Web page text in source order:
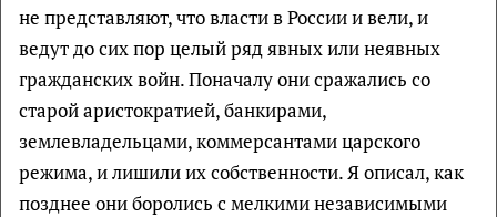
не представляют, что власти в России и вели, и
ведут до сих пор целый ряд явных или неявных
гражданских войн. Поначалу они сражались со
старой аристократией, банкирами,
землевладельцами, коммерсантами царского
режима, и лишили их собственности. Я описал, как
позднее они боролись с мелкими независимыми